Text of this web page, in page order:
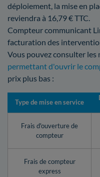
déploiement, la mise en
reviendra à 16,79 € TTC.
Compteur communicant
facturation des
Vous pouvez consulter les
permettant d'ouvrir le
prix plus bas :
Type de mise en service
Frais d'ouverture de
compteur
Frais de compteur
express